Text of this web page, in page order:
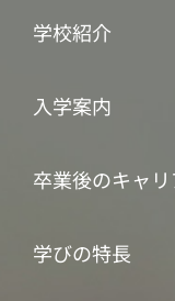
学校紹介
入学案内
卒業後のキャ
学びの特長